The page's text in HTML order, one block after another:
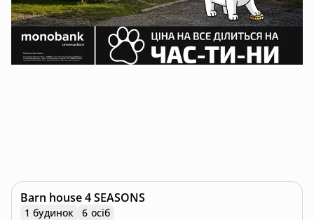
Barn house 4 SEASONS
1 будинок
6 осіб